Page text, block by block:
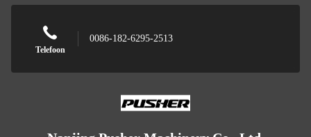
Telefoon
0086-182-6295-2513